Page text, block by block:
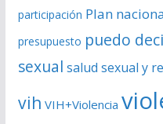
participación Plan
presupuesto puedo
sexual salud sexual y
vih VIH+Violencia